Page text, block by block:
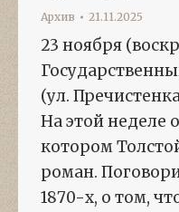
Архив 21.11.2025
23 ноября
(ул.
На этой неделе
котором
роман.
1870-х, о том,